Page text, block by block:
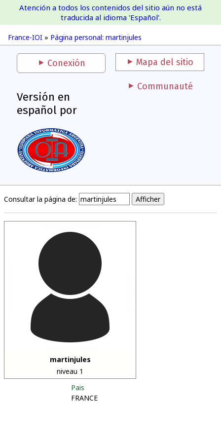
France-IOI
France-IOI » Página personal: martinjules
Atención a todos los contenidos del sitio aún no está
traducida al idioma 'Español'.
Conexión Mapa del sitio
Versión en
español por
Communauté
Consultar la página de:
martinjules
niveau 1
Pais
FRANCE